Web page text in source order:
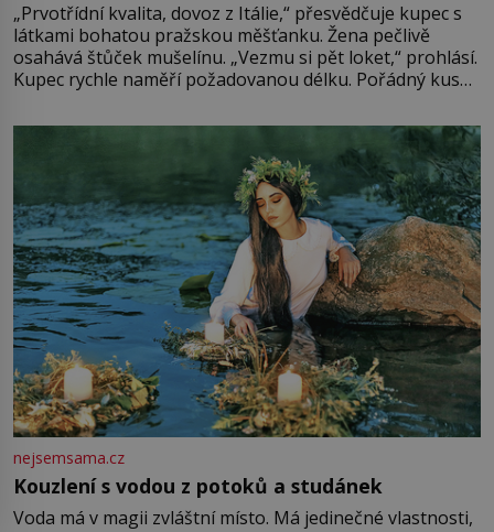
„Prvotřídní kvalita, dovoz z Itálie,“ přesvědčuje kupec s
látkami bohatou pražskou měšťanku. Žena pečlivě
osahává štůček mušelínu. „Vezmu si pět loket,“ prohlásí.
Kupec rychle naměří požadovanou délku. Pořádný kus
milostpaní. Stačí jenom na sukni,“ zhodnotí švadlena
množství růžového mušelínu. „Ošidili vás, podívejte.“
nejsemsama.cz
Kouzlení s vodou z potoků a studánek
Voda má v magii zvláštní místo. Má jedinečné vlastnosti,